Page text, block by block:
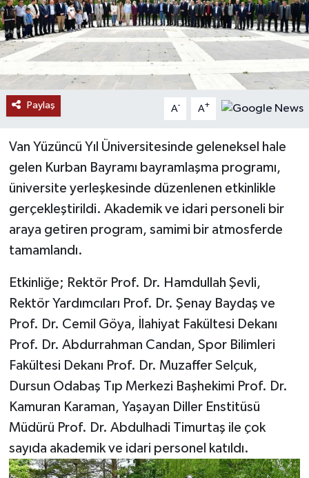
Paylaş A- A+
Van Yüzüncü Yıl Üniversitesinde geleneksel hale
gelen Kurban Bayramı bayramlaşma programı,
üniversite yerleşkesinde düzenlenen etkinlikle
gerçekleştirildi. Akademik ve idari personeli bir
araya getiren program, samimi bir atmosferde
tamamlandı.
Etkinliğe; Rektör Prof. Dr. Hamdullah Şevli,
Rektör Yardımcıları Prof. Dr. Şenay Baydaş ve
Prof. Dr. Cemil Göya, İlahiyat Fakültesi Dekanı
Prof. Dr. Abdurrahman Candan, Spor Bilimleri
Fakültesi Dekanı Prof. Dr. Muzaffer Selçuk,
Dursun Odabaş Tıp Merkezi Başhekimi Prof. Dr.
Kamuran Karaman, Yaşayan Diller Enstitüsü
Müdürü Prof. Dr. Abdulhadi Timurtaş ile çok
sayıda akademik ve idari personel katıldı.